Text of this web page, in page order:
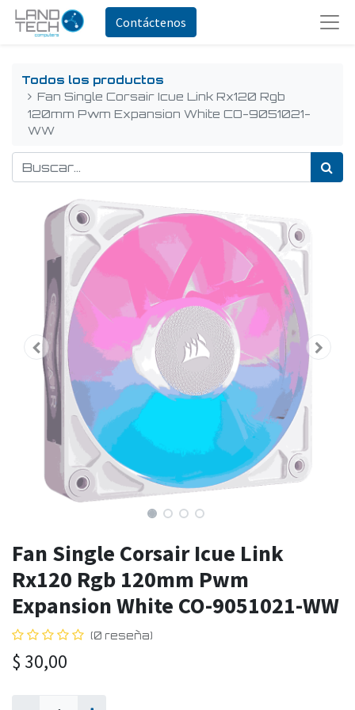
Contáctenos
Todos los productos
Fan Single Corsair Icue Link Rx120 Rgb
120mm Pwm Expansion White CO-9051021-
WW
Fan Single Corsair Icue Link
Rx120 Rgb 120mm Pwm
Expansion White CO-9051021-WW
(0 reseña)
$ 30,00